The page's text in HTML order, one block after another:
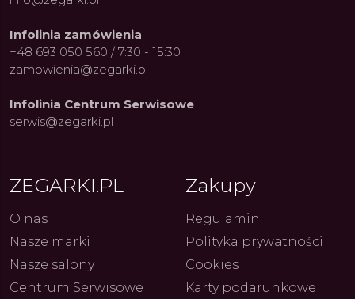
Constant: Pasja,
Infolinia zamówienia
+48 693 050 560 / 7:30 - 15:30
zamowienia@zegarki.pl
Infolinia Centrum Serwisowe
serwis@zegarki.pl
ZEGARKI.PL
O nas
Nasze marki
Nasze salony
Centrum Serwisowe
Zakupy
Regulamin
Polityka prywatności
Cookies
Karty podarunkowe